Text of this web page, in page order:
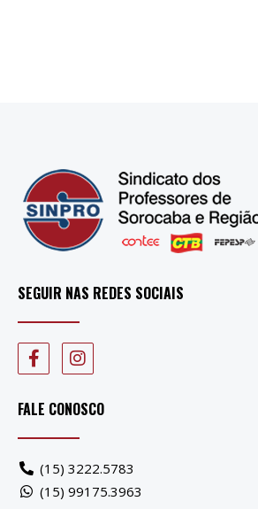
SEGUIR NAS REDES SOCIAIS
FALE CONOSCO
(15) 3222.5783
(15) 99175.3963